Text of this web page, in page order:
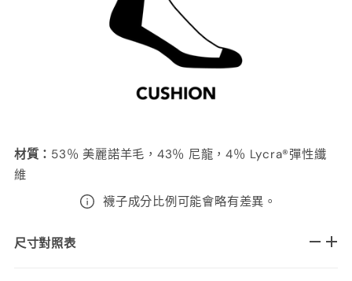
材質 ： 53％ 美麗諾羊毛，43％ 尼龍，4％ Lycra®彈性纖
維
襪子成分比例可能會略有差異。
尺寸對照表